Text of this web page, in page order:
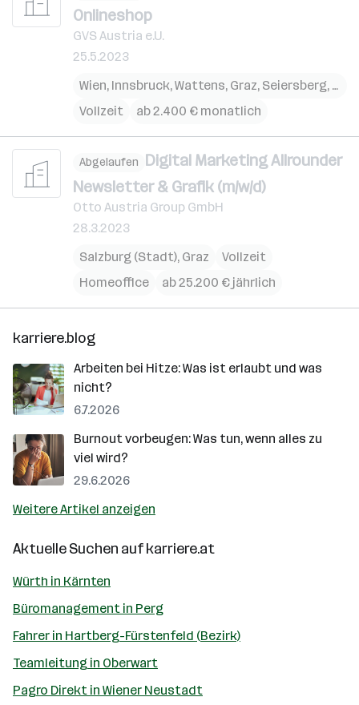
Onlineshop
GVS Austria e.U.
25.5.2023
Wien, Innsbruck,Wattens, Graz, Seiersberg, Linz
Vollzeit
ab 2.400 € monatlich
Abgelaufen Digital Marketing Allrounder
Newsletter & Grafik (m/w/d)
Otto Austria Group GmbH
28.3.2023
Salzburg (Stadt), Graz
Vollzeit
Homeoffice
ab 25.200 € jährlich
karriere.blog
Arbeiten bei Hitze: Was ist erlaubt und was
nicht?
6.7.2026
Burnout vorbeugen: Was tun, wenn alles zu
viel wird?
29.6.2026
Weitere Artikel anzeigen
Aktuelle Suchen aufkarriere.at
Würth in Kärnten
Büromanagement in Perg
Fahrer in Hartberg-Fürstenfeld (Bezirk)
Teamleitung in Oberwart
Pagro Direkt in Wiener Neustadt